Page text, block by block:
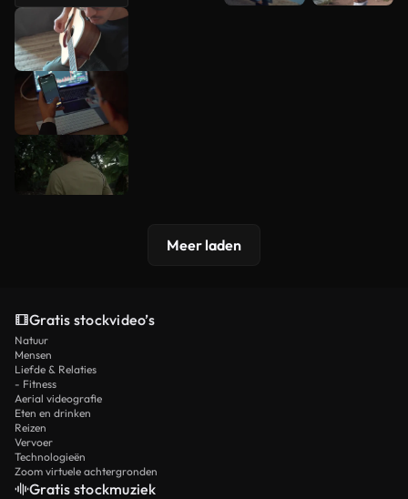
Meer laden
Gratis stockvideo’s
Natuur
Mensen
Liefde & Relaties
- Fitness
Aerial videografie
Eten en drinken
Reizen
Vervoer
Technologieën
Zoom virtuele achtergronden
Gratis stockmuziek